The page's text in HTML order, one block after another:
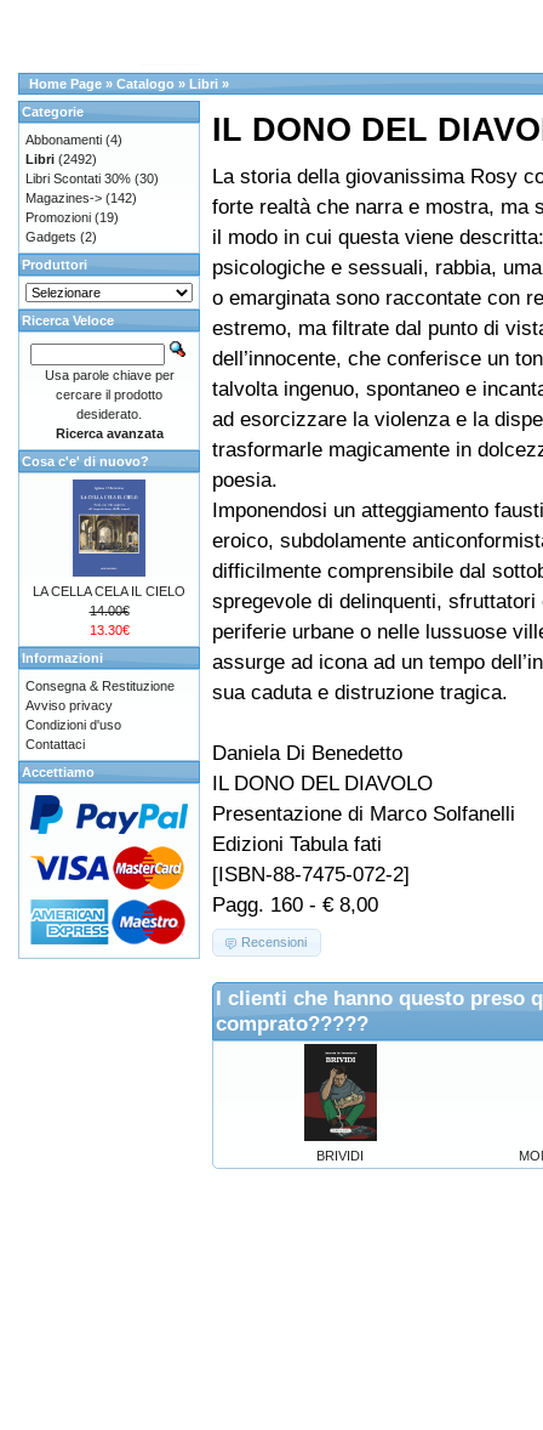
Home Page » Catalogo » Libri »
IL DONO DEL
La storia della giovanissima Rosy
forte realtà che narra e mostra, ma
il modo in cui questa viene
psicologiche e sessuali, rabbia,
o emarginata sono raccontate con
estremo, ma filtrate dal punto di
dell’innocente, che conferisce un
talvolta ingenuo, spontaneo e
ad esorcizzare la violenza e la
trasformarle magicamente in
poesia.
Imponendosi un atteggiamento
eroico, subdolamente
difficilmente comprensibile dal
spregevole di delinquenti,
periferie urbane o nelle lussuose
assurge ad icona ad un tempo
sua caduta e distruzione tragica.
Daniela Di Benedetto
IL DONO DEL DIAVOLO
Presentazione di Marco Solfanelli
Edizioni Tabula fati
[ISBN-88-7475-072-2]
Pagg. 160 - € 8,00
Recensioni
I clienti che hanno questo preso
comprato?????
BRIVIDI
Categorie
Abbonamenti (4)
Libri (2492)
Libri Scontati 30% (30)
Magazines-> (142)
Promozioni (19)
Gadgets (2)
Produttori
Ricerca Veloce
Usa parole chiave per
cercare il prodotto
desiderato.
Ricerca avanzata
Cosa c'e' di nuovo?
LA CELLA CELA IL CIELO
14.00€
13.30€
Informazioni
Consegna & Restituzione
Avviso privacy
Condizioni d'uso
Contattaci
Accettiamo